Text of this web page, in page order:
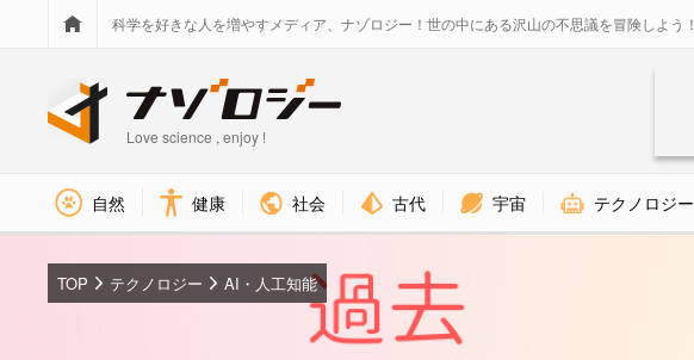
科学を好きな人を増やすメディア、ナゾロジー！世の中にある沢山の不思議を冒険しよう！
Love science , enjoy !
自然 健康 社会 古代 宇宙 テクノロジー
TOP テクノロジー AI・人工知能